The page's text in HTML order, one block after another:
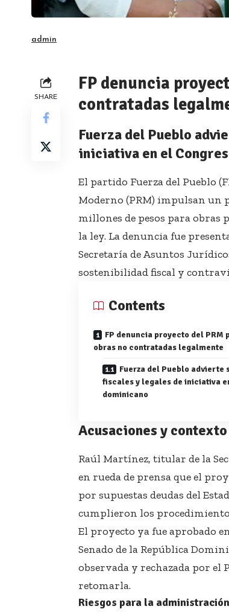
admin
SHARE
FP denuncia
contratadas
Fuerza del Pueblo
iniciativa en el
El partido Fuerza del Pueblo
Moderno (PRM) impulsan un
millones de pesos para obras
la ley. La denuncia fue
Secretaría de Asuntos
sostenibilidad fiscal y
Contents
FP denuncia proyecto del PRM
obras no contratadas legalmente
Fuerza del Pueblo advierte
fiscales y legales de iniciativa
dominicano
Acusaciones y
Raúl Martínez, titular de la
en rueda de prensa que el
por supuestas deudas del
cumplieron los
El proyecto ya fue aprobado
Senado de la República
observada y rechazada por el
retomarla.
Riesgos para la